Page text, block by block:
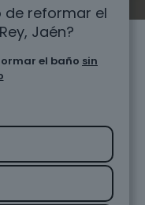
de reformar el
Jaén?
el baño sin